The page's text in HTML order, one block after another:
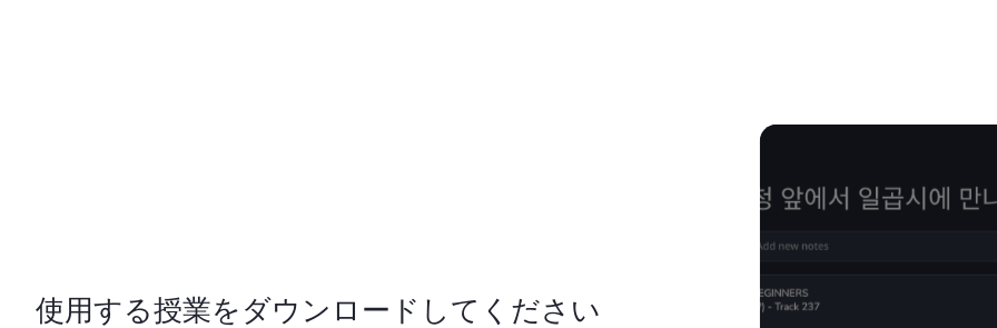
使用する授業をダウンロードしてください